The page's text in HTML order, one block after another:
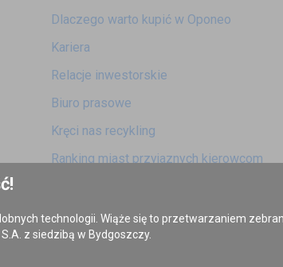
Dlaczego warto kupić w Oponeo
Kariera
Relacje inwestorskie
Biuro prasowe
Kręci nas recykling
Ranking miast przyjaznych kierowcom
Polityka prywatności
Ustawienia cookies
technologii. Wiąże się to przetwarzaniem
z siedzibą w Bydgoszczy.